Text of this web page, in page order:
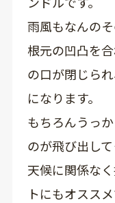
雨風もなんのそ
根元の凹凸を
の口が閉じら
になります。
もちろんうっ
のが飛び出し
天候に関係な
トにもオススメ